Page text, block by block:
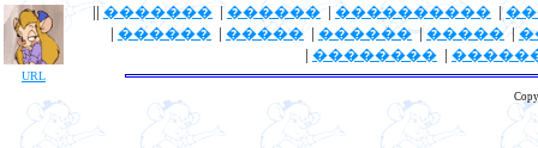
URL
|| ������� | ������ | ���������� |
| ������ | ����� | ������|�����|
| �������� |